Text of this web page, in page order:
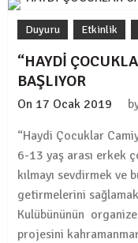
Spor
Tebrikler, Koca
30 Temmuz 2021
Genel/Haber
Yaz Okulumuz
27 Temmuz 2021
Genel/ Haber
TEBRİKLER…
Duyuru Etkinlik
“HAYDİ
BAŞLIYOR
On 17 Ocak 2019
“Haydi Çocuklar
6-13 yaş arası erkek
kılmayı sevdirmek ve
getirmelerini
Kulübününün
projesini